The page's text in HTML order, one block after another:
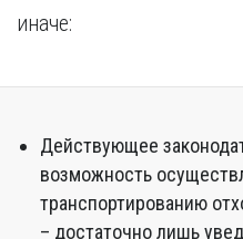
иначе:
Действующее
возможность
транспортированию
– достаточно лишь